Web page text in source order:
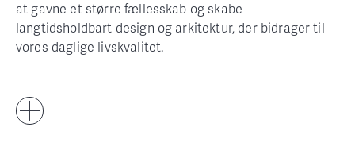
at gavne et større fællesskab og skabe
langtidsholdbart design og arkitektur, der bidrager til
vores daglige livskvalitet.